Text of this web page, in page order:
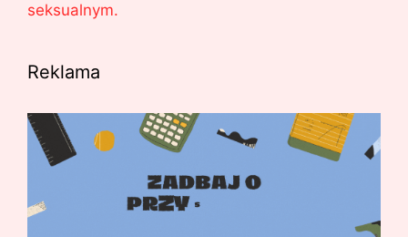
seksualnym.
Reklama